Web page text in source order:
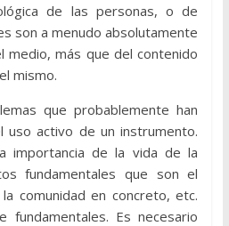
de las personas, o de
son a menudo absolutamente
medio, más que del contenido
mismo.
que probablemente han
activo de un instrumento.
importancia de la vida de la
fundamentales que son el
comunidad en concreto, etc.
fundamentales. Es necesario